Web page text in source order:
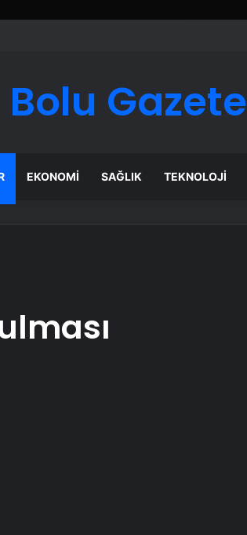
Yazılımı
Bolu Gazete
EKONOMI SAĞLIK TEKNOLOJI